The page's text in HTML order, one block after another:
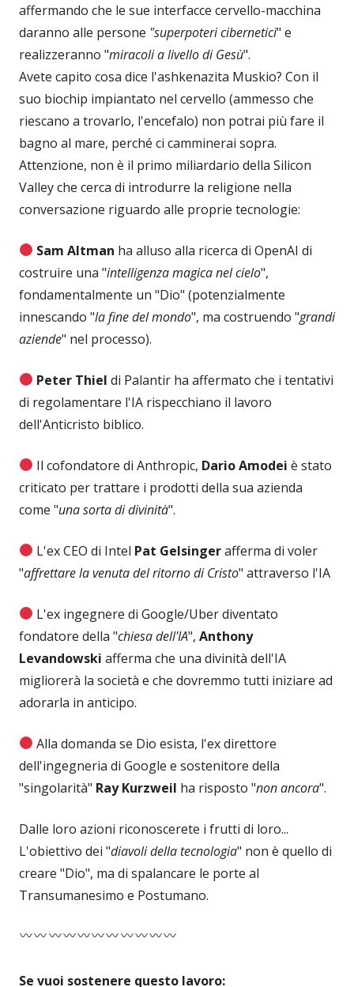
affermando che le sue interfacce cervello-macchina
daranno alle persone "superpoteri cibernetici" e
realizzeranno "miracoli a livello di Gesù".
Avete capito cosa dice l'ashkenazita Muskio? Con il
suo biochip impiantato nel cervello (ammesso che
riescano a trovarlo, l'encefalo) non potrai più fare il
bagno al mare, perché ci camminerai sopra.
Attenzione, non è il primo miliardario della Silicon
Valley che cerca di introdurre la religione nella
conversazione riguardo alle proprie tecnologie:
Sam Altman ha alluso alla ricerca di OpenAI di
costruire una "intelligenza magica nel cielo",
fondamentalmente un "Dio" (potenzialmente
innescando "la fine del mondo", ma costruendo "grandi
aziende" nel processo).
Peter Thiel di Palantir ha affermato che i tentativi
di regolamentare l'IA rispecchiano il lavoro
dell'Anticristo biblico.
Il cofondatore di Anthropic, Dario Amodeiè stato
criticato per trattare i prodotti della sua azienda
come "una sorta di divinità".
L'ex CEO di Intel Pat Gelsingerafferma di voler
"affrettare la venuta del ritorno di Cristo" attraverso l'IA
L'ex ingegnere di Google/Uber diventato
fondatore della "chiesa dell'IA", Anthony
Levandowski afferma che una divinità dell'IA
migliorerà la società e che dovremmo tutti iniziare ad
adorarla in anticipo.
Alla domanda se Dio esista, l'ex direttore
dell'ingegneria di Google e sostenitore della
"singolarità" Ray Kurzweil ha risposto "non ancora".
Dalle loro azioni riconoscerete i frutti di loro...
L'obiettivo dei "diavoli della tecnologia" non è quello di
creare "Dio", ma di spalancare le porte al
Transumanesimo e Postumano.
Se vuoi sostenere questo lavoro: